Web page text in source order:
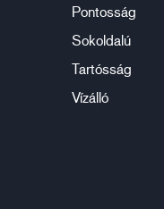
Pontosság
Sokoldalú
Tartósság
Vízálló